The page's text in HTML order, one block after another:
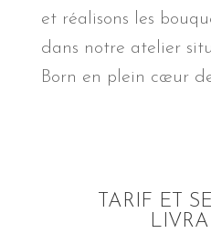
et réalisons les
dans notre atelier
Born en plein cœur
TARIF ET